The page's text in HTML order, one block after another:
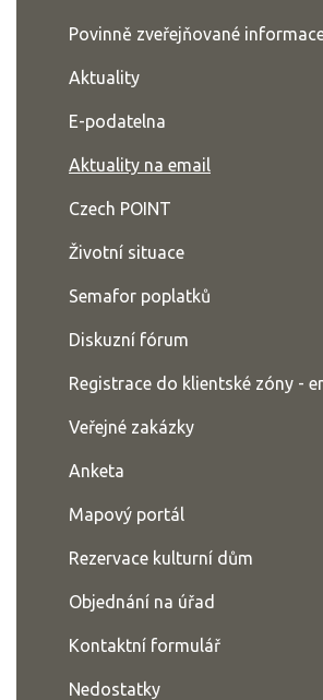
Povinně zveřejňované
Aktuality
E-podatelna
Aktuality na email
Czech POINT
Životní situace
Semafor poplatků
Diskuzní fórum
Registrace do klientské zóny -
Veřejné zakázky
Anketa
Mapový portál
Rezervace kulturní dům
Objednání na úřad
Kontaktní formulář
Nedostatky